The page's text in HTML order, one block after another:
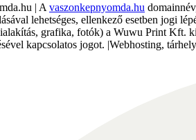
| A vaszonkepnyomda.hu
lehetséges, ellenkező esetben jogi
grafika, fotók) a Wuwu Print Kft.
kapcsolatos jogot. |Webhosting,